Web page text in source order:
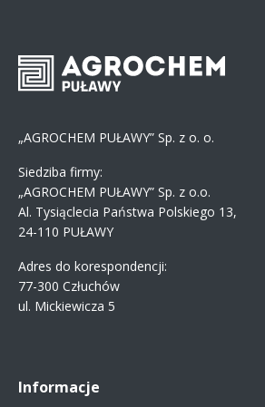
„AGROCHEM PUŁAWY” Sp. z o. o.
Siedziba firmy:
„AGROCHEM PUŁAWY” Sp. z o.o.
Al. Tysiąclecia Państwa Polskiego 13,
24-110 PUŁAWY
Adres do korespondencji:
77-300 Człuchów
ul. Mickiewicza 5
Informacje